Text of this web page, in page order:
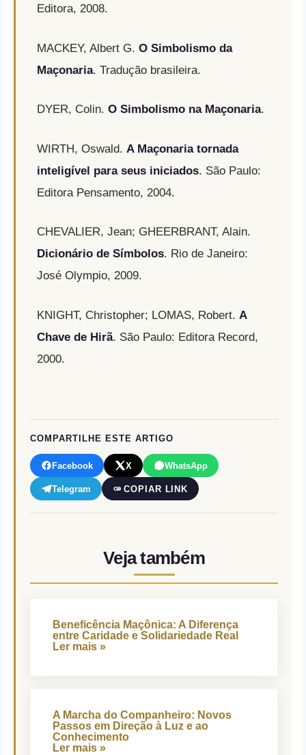
Editora, 2008.
MACKEY, Albert G. O Simbolismo da
Maçonaria. Tradução brasileira.
DYER, Colin. O Simbolismo na Maçonaria.
WIRTH, Oswald. A Maçonaria tornada
inteligível para seus iniciados. São Paulo:
Editora Pensamento, 2004.
CHEVALIER, Jean; GHEERBRANT, Alain.
Dicionário de Símbolos. Rio de Janeiro:
José Olympio, 2009.
KNIGHT, Christopher; LOMAS, Robert. A
Chave de Hirã. São Paulo: Editora Record,
2000.
COMPARTILHE ESTE ARTIGO
Facebook X WhatsApp
Telegram COPIAR LINK
Veja também
Beneficência Maçônica: A Diferença
entre Caridade e Solidariedade Real
Ler mais »
A Marcha do Companheiro: Novos
Passos em Direção à Luz e ao
Conhecimento
Ler mais »